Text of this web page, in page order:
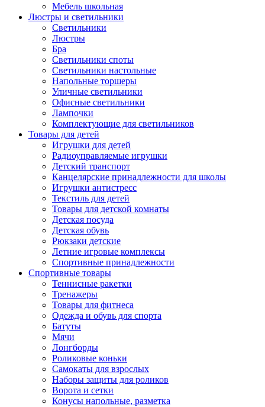
Мебель школьная
Люстры и светильники
Светильники
Люстры
Бра
Светильники споты
Светильники настольные
Напольные торшеры
Уличные светильники
Офисные светильники
Лампочки
Комплектующие для светильников
Товары для детей
Игрушки для детей
Радиоуправляемые игрушки
Детский транспорт
Канцелярские принадлежности для школы
Игрушки антистресс
Текстиль для детей
Товары для детской комнаты
Детская посуда
Детская обувь
Рюкзаки детские
Летние игровые комплексы
Спортивные принадлежности
Спортивные товары
Теннисные ракетки
Тренажеры
Товары для фитнеса
Одежда и обувь для спорта
Батуты
Мячи
Лонгборды
Роликовые коньки
Самокаты для взрослых
Наборы защиты для роликов
Ворота и сетки
Конусы напольные, разметка